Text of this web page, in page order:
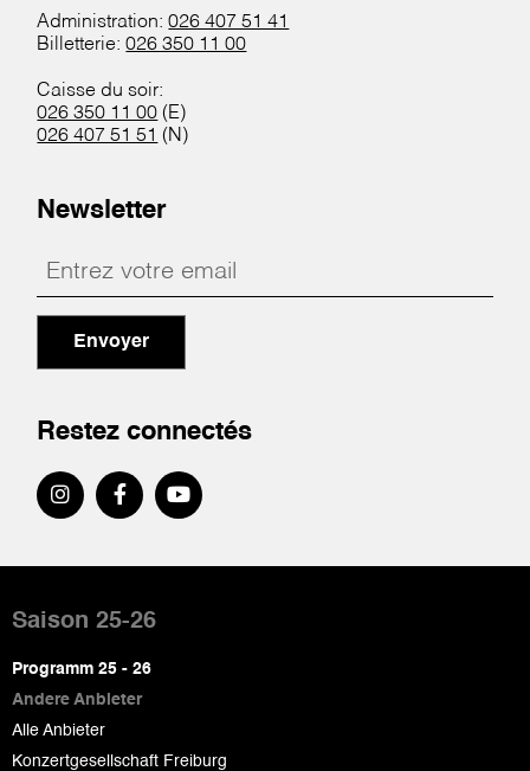
Administration:026 407 51 41
Billetterie:026 350 11 00
Caisse du soir:
026 350 11 00 (E)
026 407 51 51 (N)
Newsletter
Envoyer
Restez connectés
de
page
Saison 25-26
Programm 25 - 26
Andere Anbieter
Alle Anbieter
Konzertgesellschaft Freiburg